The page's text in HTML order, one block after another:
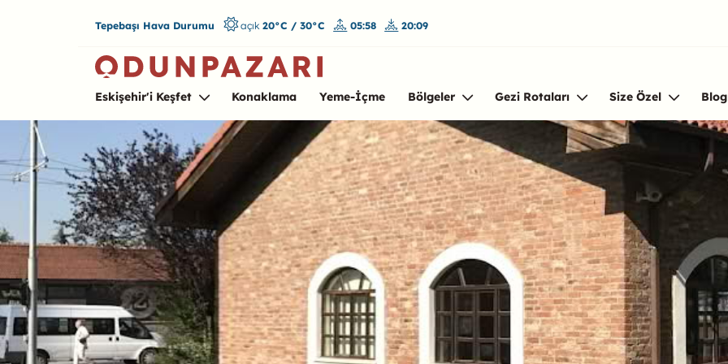
Tepebaşı Hava Durumu açık 20°C / 30°C 05:58 20:09
Eskişehir'i Keşfet Konaklama Yeme-İçme Bölgeler Gezi Rotaları Size Özel Blog